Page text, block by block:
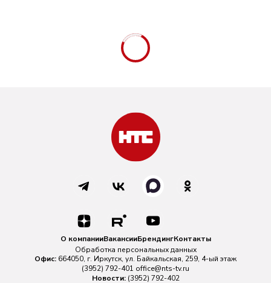
О компанииВакансииБрендингКонтакты
Обработка персональных данных
Офис: 664050, г. Иркутск, ул. Байкальская, 259, 4-ый этаж
(3952) 792-401 office@nts-tv.ru
Новости: (3952) 792-402